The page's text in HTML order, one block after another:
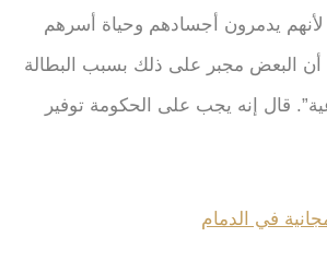
يدمرون أجسادهم وحياة أسرهم
البعض مجبر على ذلك بسبب البطالة
قال إنه يجب على الحكومة توفير
في الدمام